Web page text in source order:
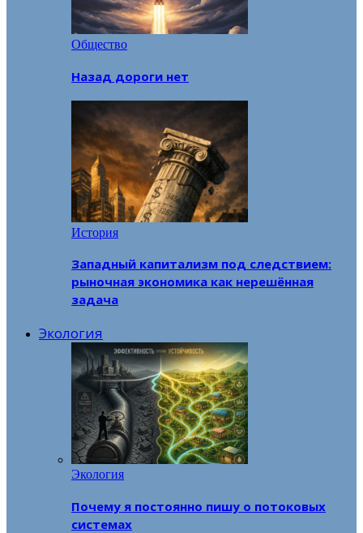
Общество
Назад дороги нет
История
Западный капитализм под следствием:
рыночная экономика как нерешённая
задача
Экология
Экология
Почему я постоянно пишу о потоковых
системах